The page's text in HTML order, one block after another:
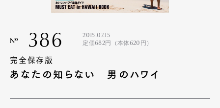
Nº 386
2015.07.15
定価682円（本体620円）
完全保存版
あなたの知らない 男のハワイ